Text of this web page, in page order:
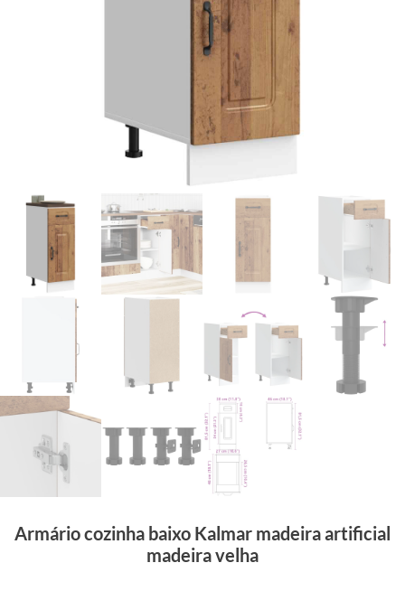
Armário cozinha baixo Kalmar madeira artificial
madeira velha